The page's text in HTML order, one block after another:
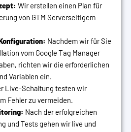
Wir erstellen einen Plan für
von GTM Serverseitigem
Nachdem wir für Sie
vom Google Tag Manager
richten wir die erforderlichen
Variablen ein.
Live-Schaltung testen wir
Fehler zu vermeiden.
Nach der erfolgreichen
und Tests gehen wir live und